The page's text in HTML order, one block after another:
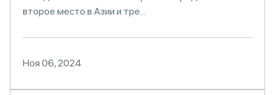
второе место в Азии и тре...
Ноя 06, 2024